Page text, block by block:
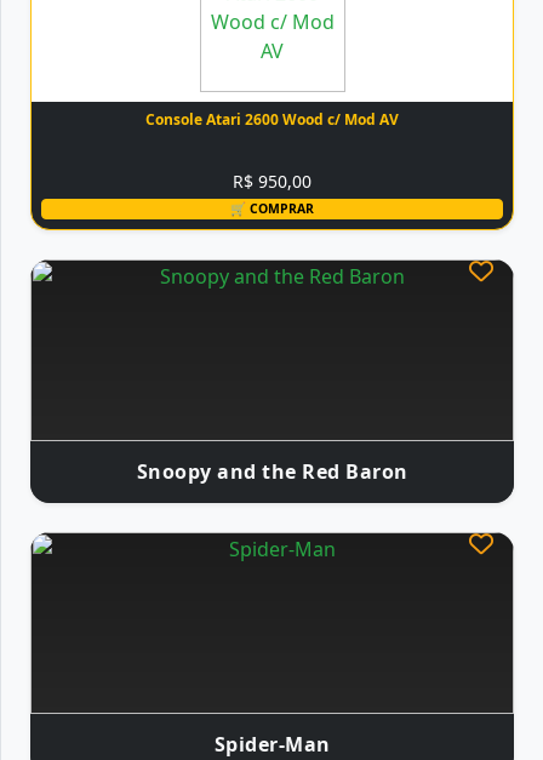
Console Atari 2600 Wood c/ Mod AV
R$ 950,00
🛒 COMPRAR
Snoopy and the Red Baron
Spider-Man